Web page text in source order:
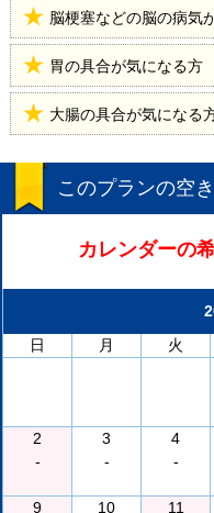
脳梗塞などの脳の病気
胃の具合が気になる方
大腸の具合が気になる
このプランの空
カレンダーの
日
月 火
2
-
3
-
4
-
9
10
11